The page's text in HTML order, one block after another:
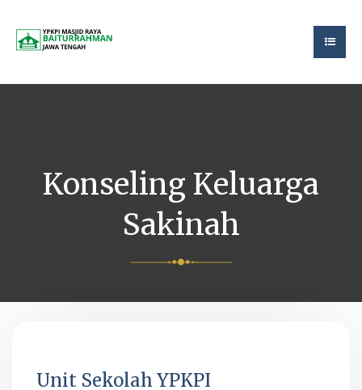
Konseling Keluarga
Sakinah
Unit Sekolah YPKPI